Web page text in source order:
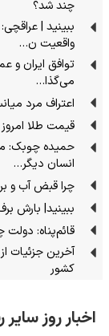
چند شد؟
ببینید |
واقعیت ن…
توافق ایران و
می‌گذا…
اعتراف مرد
قیمت طلا امروز یکشنبه ۱۸ مرداد ۱۴۰۵ /
حمیده چوبک:
انسان دیگر…
چرا قبض آب و
ببینید| بارش
قائم‌پناه:
آخرین جزئیات
کشور